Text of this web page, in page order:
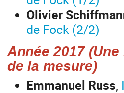
Olivier
de Fock (2/2)
Année 2017
de la mesure)
Emmanuel Russ,